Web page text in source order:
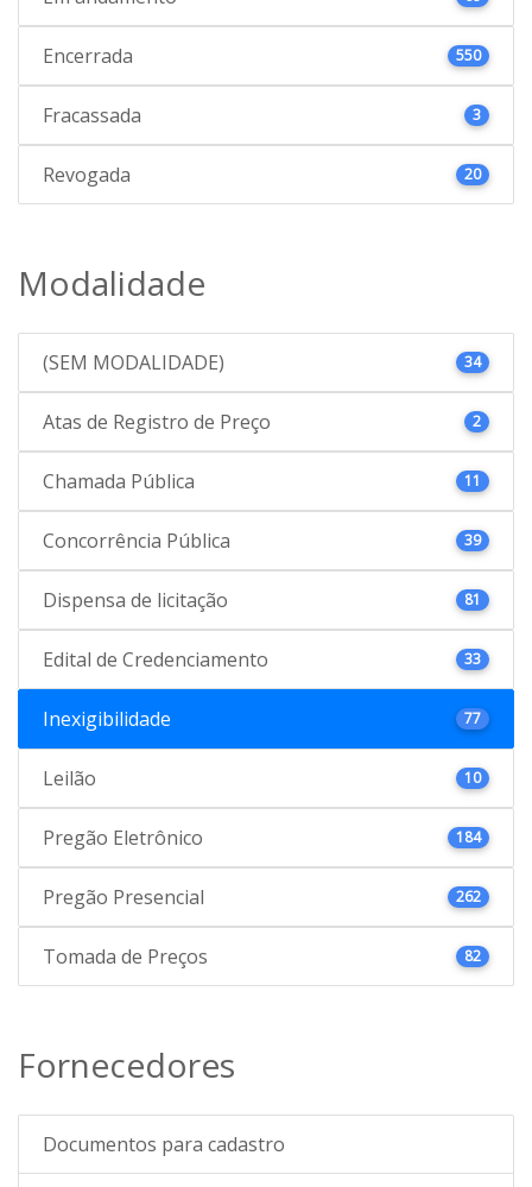
Encerrada 550
Fracassada 3
Revogada 20
Modalidade
(SEM MODALIDADE) 34
Atas de Registro de Preço 2
Chamada Pública 11
Concorrência Pública 39
Dispensa de licitação 81
Edital de Credenciamento 33
Inexigibilidade 77
Leilão 10
Pregão Eletrônico 184
Pregão Presencial 262
Tomada de Preços 82
Fornecedores
Documentos para cadastro